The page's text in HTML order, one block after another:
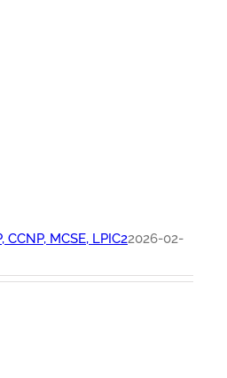
CCNP, MCSE, LPIC22026-02-